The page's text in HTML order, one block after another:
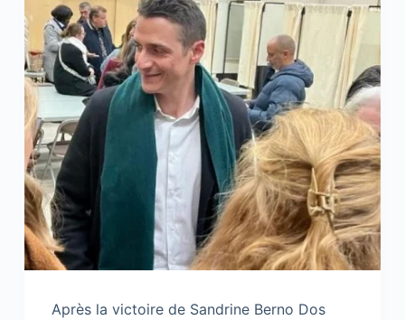
Après la victoire de Sandrine Berno Dos